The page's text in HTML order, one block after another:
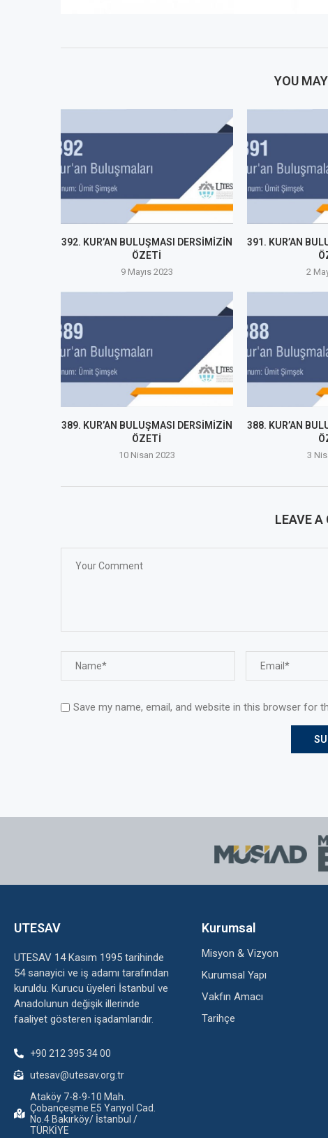
YOU
392. KUR’AN BULUŞMASI DERSİMİZİN
ÖZETİ
9 Mayıs 2023
391. KUR’AN
2
389. KUR’AN BULUŞMASI DERSİMİZİN
ÖZETİ
10 Nisan 2023
388. KUR’AN
3
LEAVE
Save my name, email, and website in this browser for
UTESAV
UTESAV 14 Kasım 1995 tarihinde
54 sanayici ve iş adamı tarafından
kuruldu. Kurucu üyeleri İstanbul ve
Anadolunun değişik illerinde
faaliyet gösteren işadamlarıdır.
+90 212 395 34 00
utesav@utesav.org.tr
Ataköy 7-8-9-10 Mah.
Çobançeşme E5 Yanyol Cad.
No.4 Bakırköy/ İstanbul /
TÜRKİYE
Kurumsal
Misyon & Vizyon
Kurumsal Yapı
Vakfın Amacı
Tarihçe